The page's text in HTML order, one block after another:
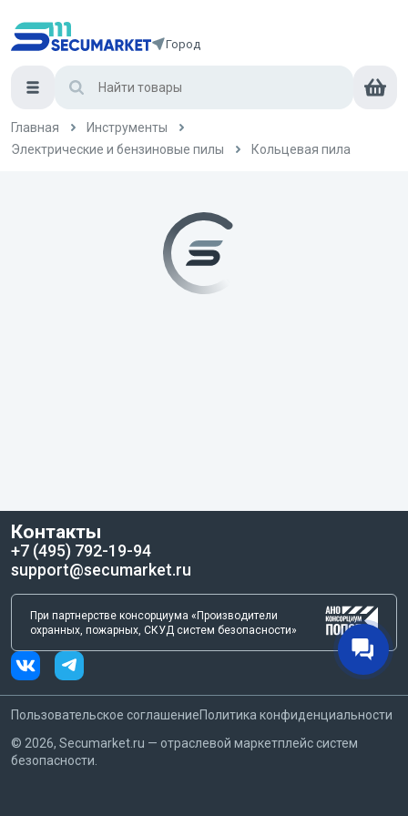
Город
Главная
Инструменты
Электрические и бензиновые пилы
Кольцевая пила
Контакты
+7 (495) 792-19-94
support@secumarket.ru
При партнерстве консорциума «Производители
охранных, пожарных, СКУД систем безопасности»
Пользовательское соглашениеПолитика конфиденциальности
© 2026, Secumarket.ru — отраслевой маркетплейс систем
безопасности.